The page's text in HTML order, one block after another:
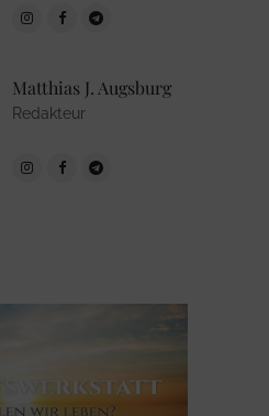
Matthias J. Augsburg
Redakteur